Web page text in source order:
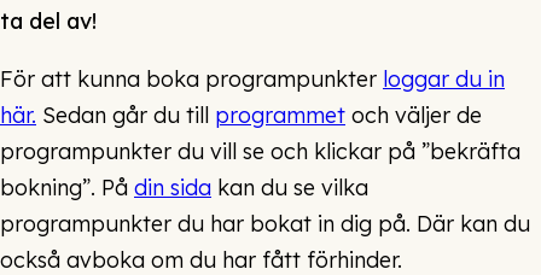
ta del av!
För att kunna boka programpunkter loggar du in
här. Sedan går du till programmet och väljer de
programpunkter du vill se och klickar på ”bekräfta
bokning”. På din sida kan du se vilka
programpunkter du har bokat in dig på. Där kan du
också avboka om du har fått förhinder.